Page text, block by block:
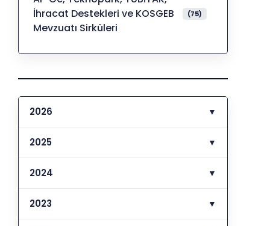
İhracat Destekleri ve KOSGEB
Mevzuatı Sirküleri
(75)
2026 ▼
2025 ▼
2024 ▼
2023 ▼